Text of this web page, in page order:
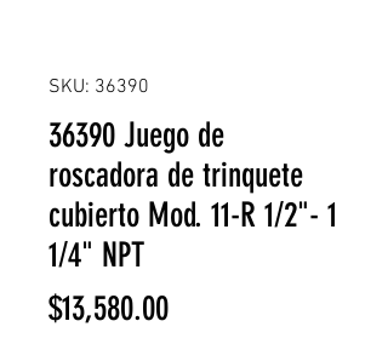
SKU: 36390
36390 Juego de
roscadora de trinquete
cubierto Mod. 11-R 1/2"- 1
1/4" NPT
$13,580.00Precio